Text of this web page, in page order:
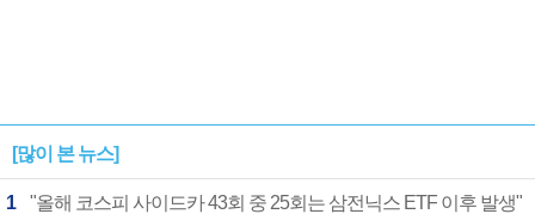
[많이 본 뉴스]
1 "올해 코스피 사이드카 43회 중 25회는 삼전닉스 ETF 이후 발생"